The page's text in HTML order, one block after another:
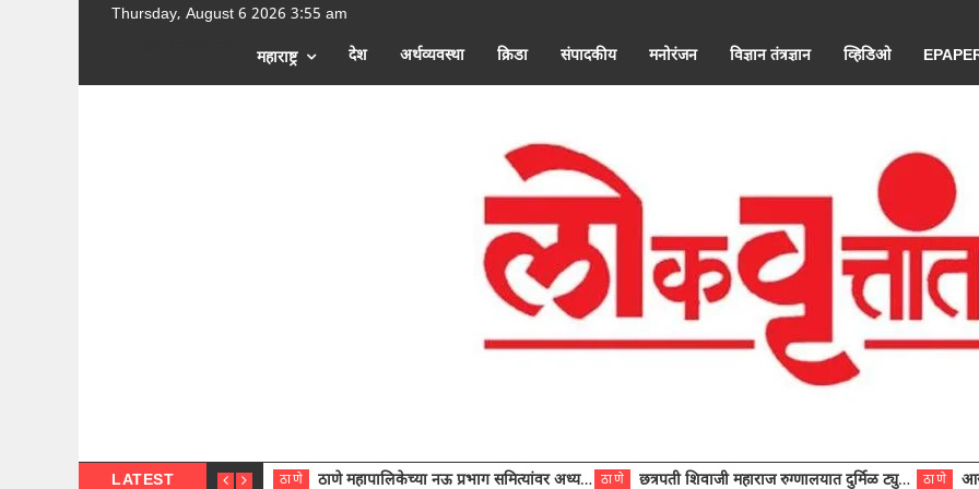
Thursday, August 6 2026 3:55 am
महाराष्ट्र देश अर्थव्यवस्था क्रिडा संपादकीय मनोरंजन विज्ञान तंत्रज्ञान व्हिडिओ
LATEST ठाणे ठाणे महापालिकेच्या नऊ प्रभाग समित्यांवर अध्यक्ष विराजमान ठाणे छत्रपती शिवाजी महाराज रुग्णालयात दुर्मिळ ट्युमरची यशस्वी शस्त्रक्रिया ठाणे आरोग्य